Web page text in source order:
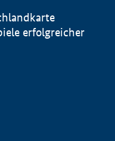
erfolgreicher